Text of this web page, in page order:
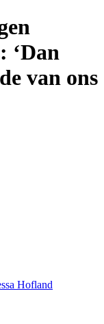
‘Dan
van ons
Hofland